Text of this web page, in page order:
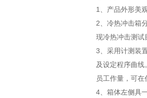
1、产品外形美
2、冷热冲击箱
现冷热冲击测试
3、采用计测装
及设定程序曲
员工作量，可
4、箱体左侧具